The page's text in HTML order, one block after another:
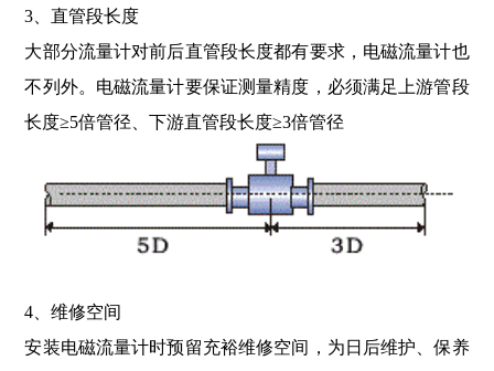
3、直管段长度
大部分流量计对前后直管段长度都有要求，电磁流量计也
不列外。电磁流量计要保证测量精度，必须满足上游管段
长度≥5倍管径、下游直管段长度≥3倍管径
4、维修空间
安装电磁流量计时预留充裕维修空间，为日后维护、保养